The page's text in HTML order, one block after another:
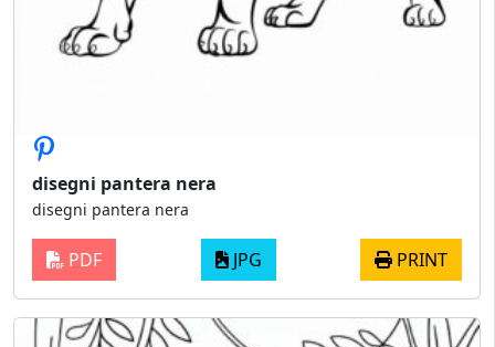
disegni pantera nera
disegni pantera nera
PDF JPG PRINT